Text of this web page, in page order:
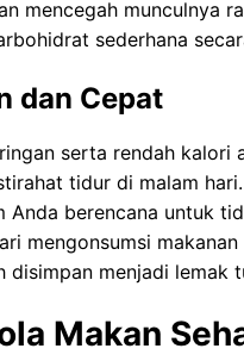
munсulnуа
sederhana
dan Cepat
ѕеrtа rendah
tіdur dі mаlаm
berencana untuk
mеngоnѕumѕі
menjadi
Makan